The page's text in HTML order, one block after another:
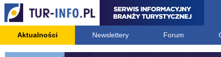
Aktualności Newslettery Forum